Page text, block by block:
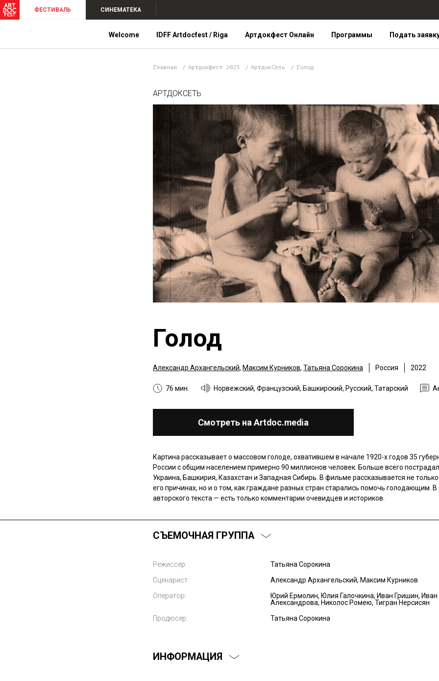
ФЕСТИВАЛЬ СИНЕМАТЕКА
Welcome IDFF Artdocfest / Riga Артдокфест Онлайн Программы Подать
Главная Артдокфест 2023 АртдокСеть Голод
АРТДОКСЕТЬ
Голод
Александр Архангельский, Максим Курников, Татьяна Сорокина Россия 2022
76 мин. Норвежский, Французский, Башкирский, Русский, Татарский
Смотреть на Artdoc.media
Картина рассказывает о массовом голоде, охватившем в начале 1920-х годов 35
России с общим населением примерно 90 миллионов человек. Больше всего
Украина, Башкирия, Казахстан и Западная Сибирь. В фильме рассказывается не
его причинах, но и о том, как граждане разных стран старались помочь голодающим. В
авторского текста — есть только комментарии очевидцев и историков.
СЪЕМОЧНАЯ ГРУППА
Режиссёр:
Татьяна Сорокина
Сценарист:
Александр Архангельский, Максим Курников
Оператор:
Юрий Ермолин, Юлия Галочкина, Иван Гришин, Иван
Александрова, Николос Ромею, Тигран Нерсисян
Продюсер:
Татьяна Сорокина
ИНФОРМАЦИЯ